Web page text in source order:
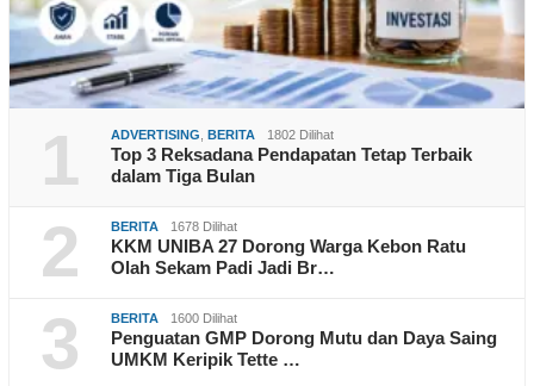
1 ADVERTISING BERITA 1802 Dilihat
Top 3 Reksadana Pendapatan Tetap Terbaik
dalam Tiga Bulan
2 BERITA 1678 Dilihat
KKM UNIBA 27 Dorong Warga Kebon Ratu
Olah Sekam Padi Jadi Br…
3 BERITA 1600 Dilihat
Penguatan GMP Dorong Mutu dan Daya Saing
UMKM Keripik Tette …